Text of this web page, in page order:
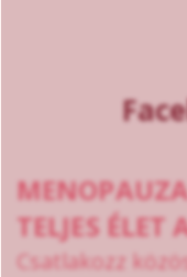
TELJES
Csatlakozz